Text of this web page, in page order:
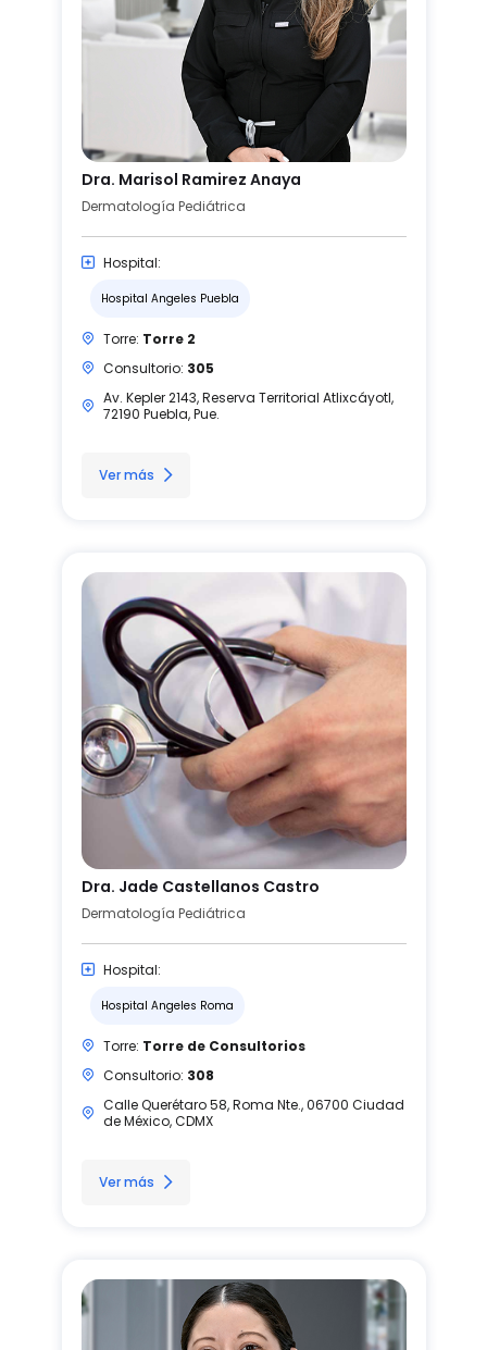
Dra. Marisol Ramirez Anaya
Dermatología Pediátrica
Hospital:
Hospital Angeles Puebla
Torre: Torre 2
Consultorio: 305
Av. Kepler 2143, Reserva Territorial Atlixcáyotl,
72190 Puebla, Pue.
Ver más
Dra. Jade Castellanos Castro
Dermatología Pediátrica
Hospital:
Hospital Angeles Roma
Torre: Torre de Consultorios
Consultorio: 308
Calle Querétaro 58, Roma Nte., 06700 Ciudad
de México, CDMX
Ver más